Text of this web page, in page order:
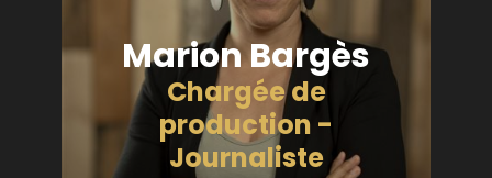
Marion Bargès
Chargée de
production -
Journaliste